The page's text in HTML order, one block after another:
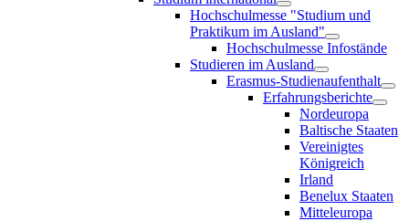
Hochschulmesse "Studium und
Praktikum im Ausland"
Hochschulmesse Infostände
Studieren im Ausland
Erasmus-Studienaufenthalt
Erfahrungsberichte
Nordeuropa
Baltische Staaten
Vereinigtes
Königreich
Irland
Benelux Staaten
Mitteleuropa